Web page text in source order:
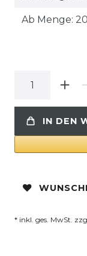
Ab Menge: 20
IN DEN
* inkl. ges. MwSt.